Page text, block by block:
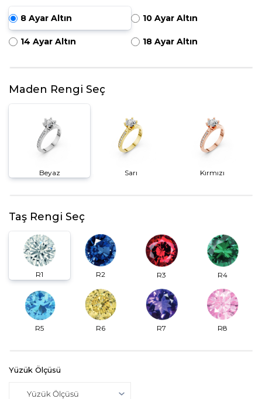
8 Ayar Altın 10 Ayar Altın
14 Ayar Altın 18 Ayar Altın
Maden Rengi Seç
Beyaz Sarı Kırmızı
Taş Rengi Seç
R1 R2 R3 R4
R5 R6 R7 R8
Yüzük Ölçüsü